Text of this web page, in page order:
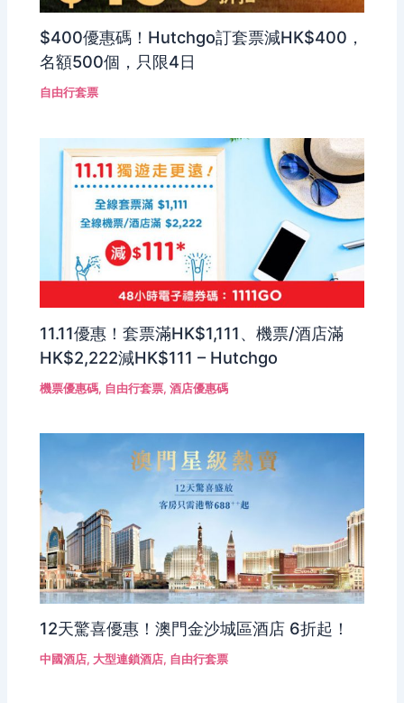
$400優惠碼！Hutchgo訂套票減HK$400，
名額500個，只限4日
自由行套票
11.11優惠！套票滿HK$1,111、機票/酒店滿
HK$2,222減HK$111 – Hutchgo
機票優惠碼, 自由行套票,酒店優惠碼
12天驚喜優惠！澳門金沙城區酒店 6折起！
中國酒店, 大型連鎖酒店, 自由行套票